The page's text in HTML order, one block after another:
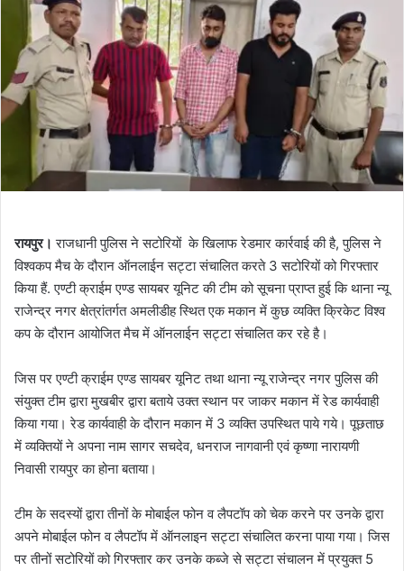
रायपुर। राजधानी पुलिस ने सटोरियों के खिलाफ रेडमार कार्रवाई की है, पुलिस ने
विश्वकप मैच के दौरान ऑनलाईन सट्टा संचालित करते 3 सटोरियों को गिरफ्तार
किया हैं. एण्टी क्राईम एण्ड सायबर यूनिट की टीम को सूचना प्राप्त हुई कि थाना न्यू
राजेन्द्र नगर क्षेत्रांतर्गत अमलीडीह स्थित एक मकान में कुछ व्यक्ति क्रिकेट विश्व
कप के दौरान आयोजित मैच में ऑनलाईन सट्टा संचालित कर रहे है।
जिस पर एण्टी क्राईम एण्ड सायबर यूनिट तथा थाना न्यू राजेन्द्र नगर पुलिस की
संयुक्त टीम द्वारा मुखबीर द्वारा बताये उक्त स्थान पर जाकर मकान में रेड कार्यवाही
किया गया। रेड कार्यवाही के दौरान मकान में 3 व्यक्ति उपस्थित पाये गये। पूछताछ
में व्यक्तियों ने अपना नाम सागर सचदेव, धनराज नागवानी एवं कृष्णा नारायणी
निवासी रायपुर का होना बताया।
टीम के सदस्यों द्वारा तीनों के मोबाईल फोन व लैपटॉप को चेक करने पर उनके द्वारा
अपने मोबाईल फोन व लैपटॉप में ऑनलाइन सट्टा संचालित करना पाया गया। जिस
पर तीनों सटोरियों को गिरफ्तार कर उनके कब्जे से सट्टा संचालन में प्रयुक्त 5